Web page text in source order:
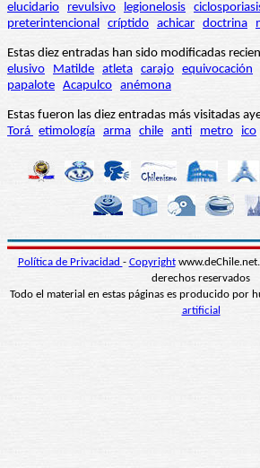
elucidario
revulsivo legionelosis
preterintencional críptido achicar doctrina
Estas diez entradas han sido modificadas
elusivo
Matilde atleta carajo equivocación
papalote Acapulco anémona
Estas fueron las diez entradas más visitadas
Torá etimología arma chile anti metro ico
Política de Privacidad - Copyright
derechos reservados
Todo el material en estas páginas es producido por
artificial